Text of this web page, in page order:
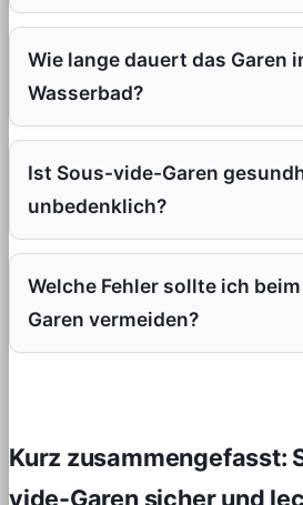
Wie lange dauert das Garen
Wasserbad?
Ist Sous-vide-Garen
unbedenklich?
Welche Fehler sollte ich
Garen vermeiden?
Kurz zusammengefasst:
vide-Garen sicher und